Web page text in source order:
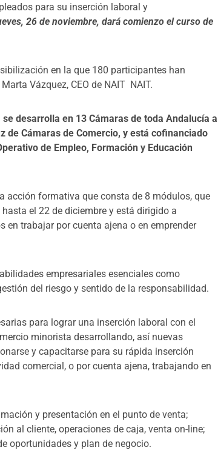
para su inserción laboral y
26 de noviembre, dará comienzo el curso de
en la que 180 participantes han
Vázquez, CEO de NAIT NAIT.
se desarrolla en 13 Cámaras de toda Andalucía a
de Cámaras de Comercio, y está cofinanciado
de Empleo, Formación y Educación
acción formativa que consta de 8 módulos, que
el 22 de diciembre y está dirigido a
en trabajar por cuenta ajena o en emprender
empresariales esenciales como
del riesgo y sentido de la responsabilidad.
para lograr una inserción laboral con el
minorista desarrollando, así nuevas
y capacitarse para su rápida inserción
comercial, o por cuenta ajena, trabajando en
y presentación en el punto de venta;
al cliente, operaciones de caja, venta on-line;
oportunidades y plan de negocio.